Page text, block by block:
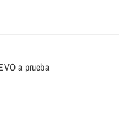
a prueba